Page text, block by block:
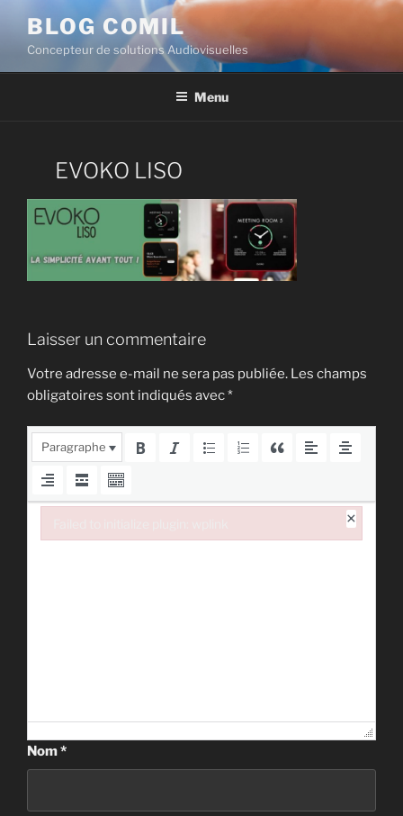
BLOG COMIL
Concepteur de solutions Audiovisuelles
Menu
EVOKO LISO
Laisser un commentaire
Votre adresse e-mail ne sera pas publiée. Les champs
obligatoires sont indiqués avec*
Paragraphe
Nom*
×
Failed to initialize plugin: wplink